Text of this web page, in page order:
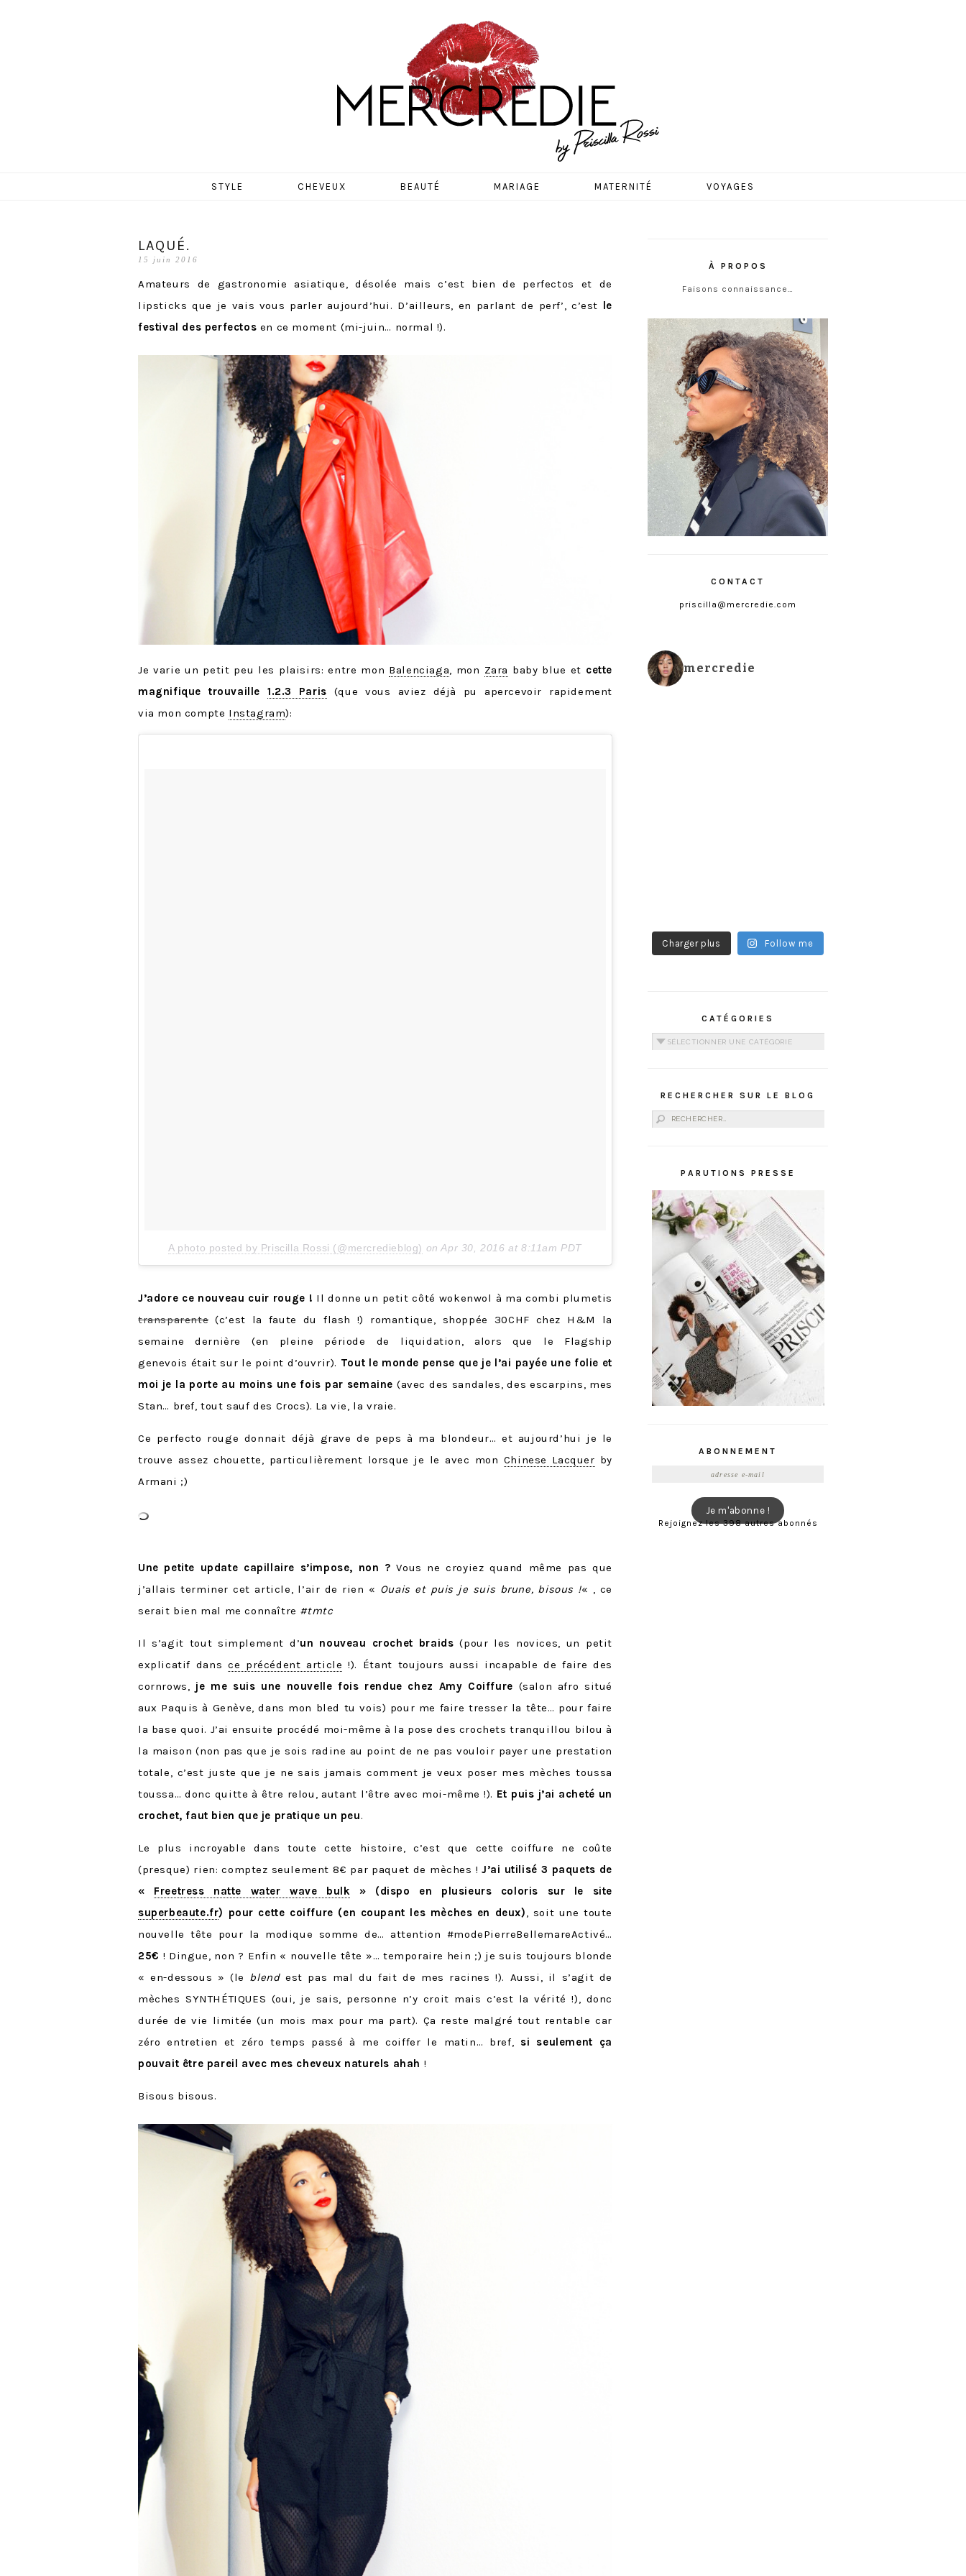
MERCREDIE
STYLE CHEVEUX BEAUTÉ MARIAGE MATERNITÉ VOYAGES
LAQUÉ.
15 juin 2016
Amateurs de gastronomie asiatique, désolée mais c’est bien de perfectos et de
lipsticks que je vais vous parler aujourd’hui. D’ailleurs, en parlant de perf’, c’est le
festival des perfectos en ce moment (mi-juin… normal !).
Je varie un petit peu les plaisirs: entre mon Balenciaga , mon Zara baby blue et cette
magnifique trouvaille 1.2.3 Paris (que vous aviez déjà pu apercevoir rapidement
via mon compte Instagram):
A photo posted by Priscilla Rossi (@mercredieblog) onApr 30, 2016 at 8:11am PDT
J’adore ce nouveau cuir rouge ! Il donne un petit côté wokenwol à ma combi plumetis
transparente(c’est la faute du flash !) romantique, shoppée 30CHF chez H&M la
semaine dernière (en pleine période de liquidation, alors que le Flagship
genevois était sur le point d’ouvrir). Tout le monde pense que je l’ai payée une folie et
moi je la porte au moins une fois par semaine (avec des sandales, des escarpins, mes
Stan… bref, tout sauf des Crocs). La vie, la vraie.
Ce perfecto rouge donnait déjà grave de peps à ma blondeur… et aujourd’hui je le
trouve assez chouette, particulièrement lorsque je le avec mon Chinese Lacquer by
Armani ;)
Une petite update capillaire s’impose, non ? Vous ne croyiez quand même pas que
j’allais terminer cet article, l’air de rien « Ouais et puis je suis brune, bisous !« , ce
serait bien mal me connaître #tmtc
Il s’agit tout simplement d’un nouveau crochet braids (pour les novices, un petit
explicatif dansce précédent article !). Étant toujours aussi incapable de faire des
cornrows,
je me suis une nouvelle fois rendue chez Amy Coiffure (salon afro situé
aux Paquis à Genève, dans mon bled tu vois) pour me faire tresser la tête… pour faire
la base quoi. J’ai ensuite procédé moi-même à la pose des crochets tranquillou bilou à
la maison (non pas que je sois radine au point de ne pas vouloir payer une prestation
totale, c’est juste que je ne sais jamais comment je veux poser mes mèches toussa
toussa… donc quitte à être relou, autant l’être avec moi-même !). Et puis j’ai acheté un
crochet, faut bien que je pratique un peu.
Le plus incroyable dans toute cette histoire, c’est que cette coiffure ne coûte
(presque) rien: comptez seulement 8€ par paquet de mèches !J’ai utilisé 3 paquets de
« Freetress natte water wave bulk » (dispo en plusieurs coloris sur le site
superbeaute.fr) pour cette coiffure (en coupant les mèches en deux) , soit une toute
nouvelle tête pour la modique somme de… attention #modePierreBellemareActivé…
25€ ! Dingue, non ? Enfin « nouvelle tête »… temporaire hein ;) je suis toujours blonde
« en-dessous » (le blendest pas mal du fait de mes racines !). Aussi, il s’agit de
mèches SYNTHÉTIQUES (oui, je sais, personne n’y croit mais c’est la vérité !), donc
durée de vie limitée (un mois max pour ma part). Ça reste malgré tout rentable car
zéro entretien et zéro temps passé à me coiffer le matin… bref, si seulement ça
pouvait être pareil avec mes cheveux naturels ahah !
Bisous bisous.
À PROPOS
Faisons connaissance…
CONTACT
priscilla@mercredie.com
mercredie
Charger plus Follow me
CATÉGORIES
Catégories
RECHERCHER SUR LE BLOG
Rechercher :
PARUTIONS PRESSE
ABONNEMENT
Je m'abonne !
Rejoignez les 398 autres abonnés